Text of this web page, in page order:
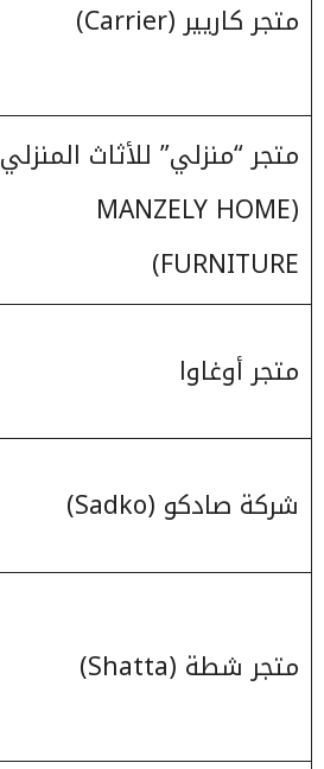
متجر كاريير (Carrier)
متجر “منزلي” للأثاث المنزلي
(MANZELY HOME
FURNITURE)
متجر أوغاوا
شركة صادكو (Sadko)
متجر شطة (Shatta)